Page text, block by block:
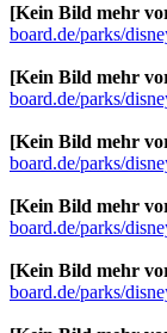
[Kein Bild mehr
board.de/parks/
[Kein Bild mehr
board.de/parks/
[Kein Bild mehr
board.de/parks/
[Kein Bild mehr
board.de/parks/
[Kein Bild mehr
board.de/parks/